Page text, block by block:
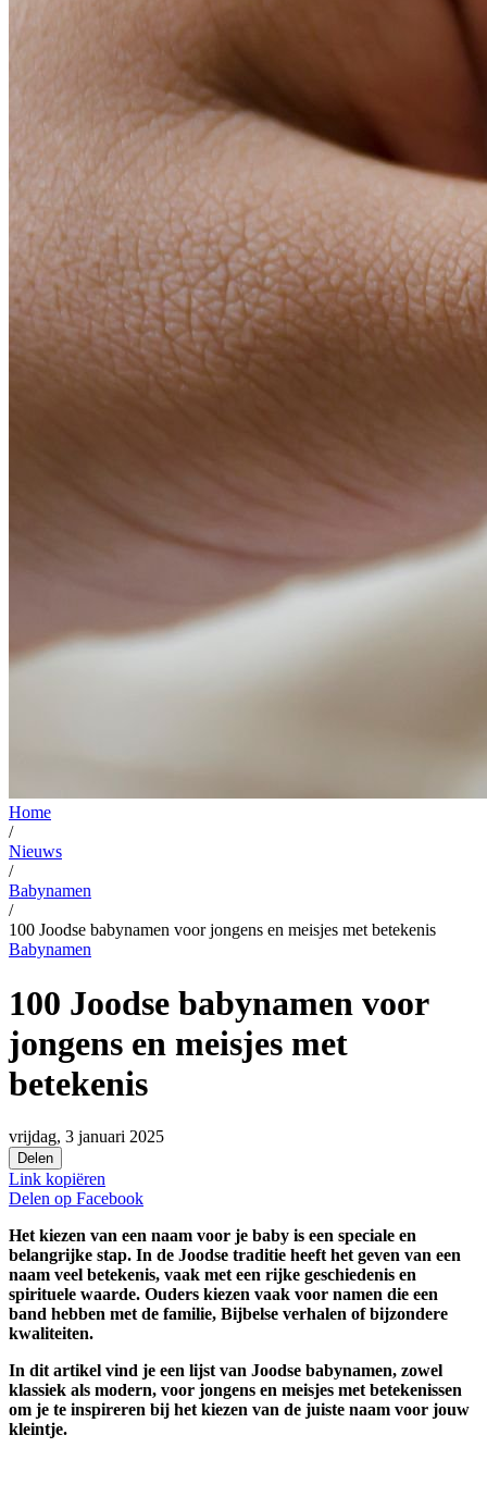
Home
/
Nieuws
/
Babynamen
/
100 Joodse babynamen voor jongens en meisjes met betekenis
Babynamen
100 Joodse babynamen voor
jongens en meisjes met
betekenis
vrijdag, 3 januari 2025
Delen
Link kopiëren
Delen op Facebook
Het kiezen van een naam voor je baby is een speciale en
belangrijke stap. In de Joodse traditie heeft het geven van een
naam veel betekenis, vaak met een rijke geschiedenis en
spirituele waarde. Ouders kiezen vaak voor namen die een
band hebben met de familie, Bijbelse verhalen of bijzondere
kwaliteiten.
In dit artikel vind je een lijst van Joodse babynamen, zowel
klassiek als modern, voor jongens en meisjes met betekenissen
om je te inspireren bij het kiezen van de juiste naam voor jouw
kleintje.